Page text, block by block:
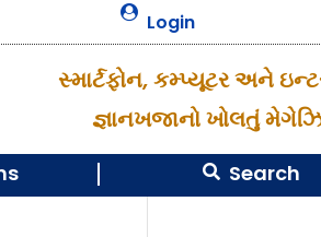
 Login
સ્માર્ટફોન, કમ્પ્યૂટર અને
જ્ઞાનખજાનો ખોલતું
 Search